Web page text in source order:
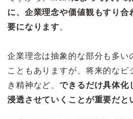
に、企業理念や価値観もすり合
要になります。
企業理念は抽象的な部分も多い
こともありますが、将来的なビ
き精神など、できるだけ具体化
浸透させていくことが重要だと